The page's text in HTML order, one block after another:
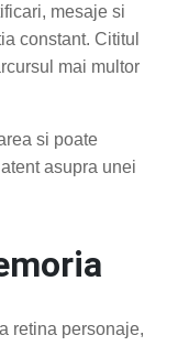
mesaje si
constant. Cititul
mai multor
si poate
asupra unei
retina personaje,